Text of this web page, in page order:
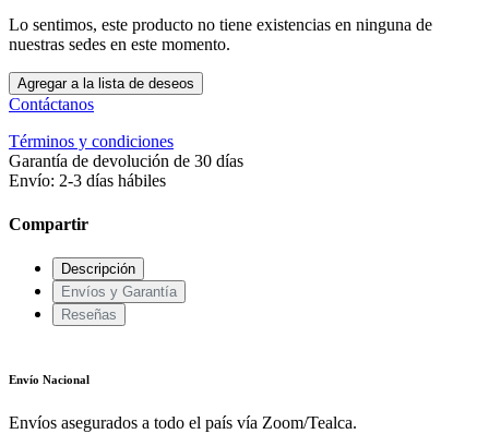
Lo sentimos, este producto no tiene existencias en ninguna de
nuestras sedes en este momento.
Agregar a la lista de deseos
Contáctanos
Términos y condiciones
Garantía de devolución de 30 días
Envío: 2-3 días hábiles
Compartir
Descripción
Envíos y Garantía
Reseñas
Envío Nacional
Envíos asegurados a todo el país vía Zoom/Tealca.